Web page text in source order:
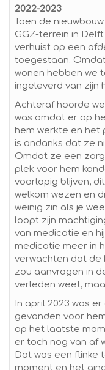
2022-2023
Toen de
GGZ-terrein in
verhuist op een
toegestaan.
wonen hebben we
ingeleverd van zijn
Achteraf hoorde
was omdat er op
hem werkte en het
is ondanks dat ze
Omdat ze een
plek voor hem
voorlopig blijven,
welkom wezen en
weinig zin als je
loopt zijn
van medicatie en
medicatie meer in
verwachten dat de
zou aanvragen in
verleden weet,
In april 2023 was
gevonden voor
op het laatste
er toch nog van af
Dat was een flinke
moment en het